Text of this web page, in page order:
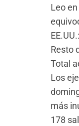
Leo
Resto
Total
Los
más
178